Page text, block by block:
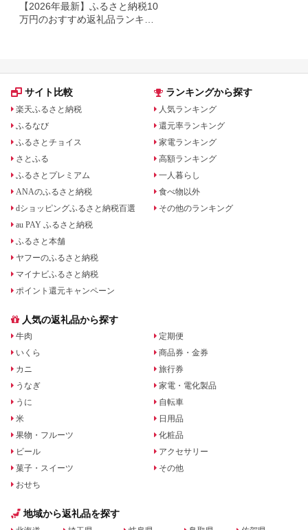
【2026年最新】ふるさと納税10
万円のおすすめ返礼品ランキン
サイト比較
楽天ふるさと納税
ふるなび
ふるさとチョイス
さとふる
ふるさとプレミアム
ANAのふるさと納税
dショッピングふるさと納税百選
au PAY ふるさと納税
ふるさと本舗
ヤフーのふるさと納税
マイナビふるさと納税
ポイント還元キャンペーン
ランキングから探す
人気ランキング
還元率ランキング
家電ランキング
高額ランキング
一人暮らし
食べ物以外
その他のランキング
人気の返礼品から探す
牛肉
いくら
カニ
うなぎ
うに
米
果物・フルーツ
ビール
菓子・スイーツ
おせち
定期便
商品券・金券
旅行券
家電・電化製品
自転車
日用品
化粧品
アクセサリー
その他
地域から返礼品を探す